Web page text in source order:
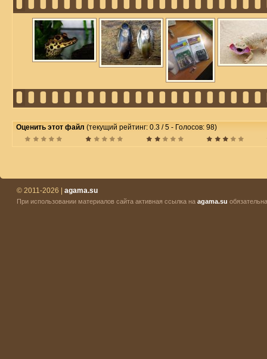
Оценить этот файл (текущий рейтинг: 0.3 / 5 - Голосов: 98)
© 2011-2026 | agama.su
При использовании материалов сайта активная ссылка на agama.su